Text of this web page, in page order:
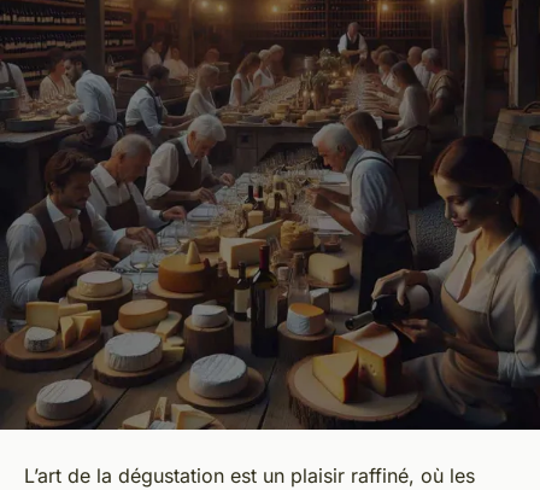
L’art de la dégustation est un plaisir raffiné, où les